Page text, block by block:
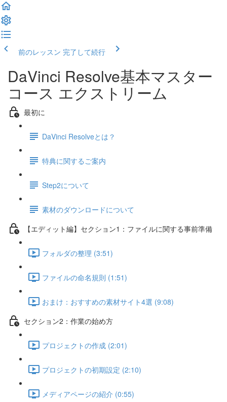
前のレッスン 完了して続行
DaVinci Resolve基本マスター
コース エクストリーム
最初に
DaVinci Resolveとは？
特典に関するご案内
Step2について
素材のダウンロードについて
【エディット編】セクション1：ファイルに関する事前準備
フォルダの整理 (3:51)
ファイルの命名規則 (1:51)
おまけ：おすすめの素材サイト4選 (9:08)
セクション2：作業の始め方
プロジェクトの作成 (2:01)
プロジェクトの初期設定 (2:10)
メディアページの紹介 (0:55)